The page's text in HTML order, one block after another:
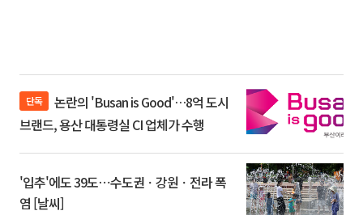
단독
브랜드, 용산 대통령실 CI 업체가 수행
'입추'에도 39도⋯수도권ㆍ강원ㆍ전라 폭
염 [날씨]